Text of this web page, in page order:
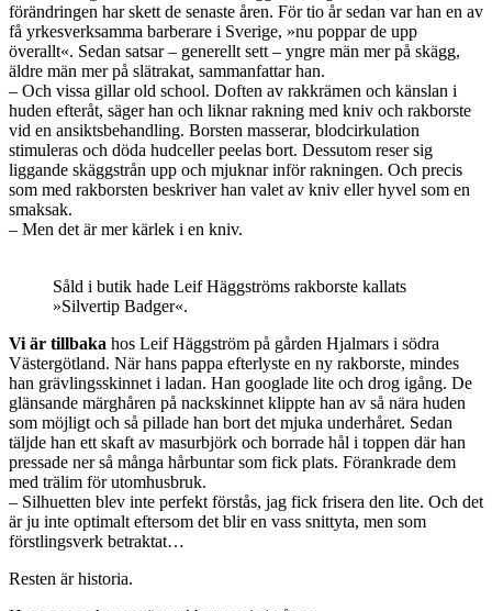
förändringen har skett de senaste åren. För tio år sedan var han en av
få yrkesverksamma barberare i Sverige, »nu poppar de upp
överallt«. Sedan satsar – generellt sett – yngre män mer på skägg,
äldre män mer på slätrakat, sammanfattar han.
– Och vissa gillar old school. Doften av rakkrämen och känslan i
huden efteråt, säger han och liknar rakning med kniv och rakborste
vid en ansiktsbehandling. Borsten masserar, blodcirkulation
stimuleras och döda hudceller peelas bort. Dessutom reser sig
liggande skäggstrån upp och mjuknar inför rakningen. Och precis
som med rakborsten beskriver han valet av kniv eller hyvel som en
smaksak.
– Men det är mer kärlek i en kniv.
Såld i butik hade Leif Häggströms rakborste kallats
»Silvertip Badger«.
Vi är tillbaka hos Leif Häggström på gården Hjalmars i södra
Västergötland. När hans pappa efterlyste en ny rakborste, mindes
han grävlingsskinnet i ladan. Han googlade lite och drog igång. De
glänsande märghåren på nackskinnet klippte han av så nära huden
som möjligt och så pillade han bort det mjuka underhåret. Sedan
täljde han ett skaft av masurbjörk och borrade hål i toppen där han
pressade ner så många hårbuntar som fick plats. Förankrade dem
med trälim för utomhusbruk.
– Silhuetten blev inte perfekt förstås, jag fick frisera den lite. Och det
är ju inte optimalt eftersom det blir en vass snittyta, men som
förstlingsverk betraktat…
Resten är historia.